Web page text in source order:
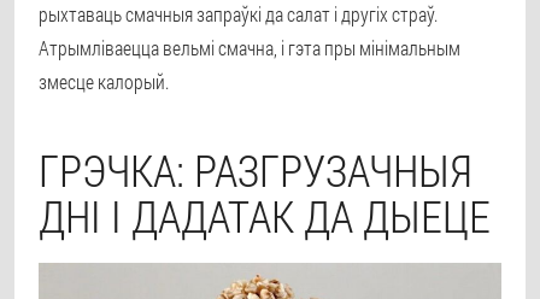
рыхтаваць смачныя запраўкі да салат і другіх страў.
Атрымліваецца вельмі смачна, і гэта пры мінімальным
змесце калорый.
ГРЭЧКА: РАЗГРУЗАЧНЫЯ
ДНІ І ДАДАТАК ДА ДЫЕЦЕ